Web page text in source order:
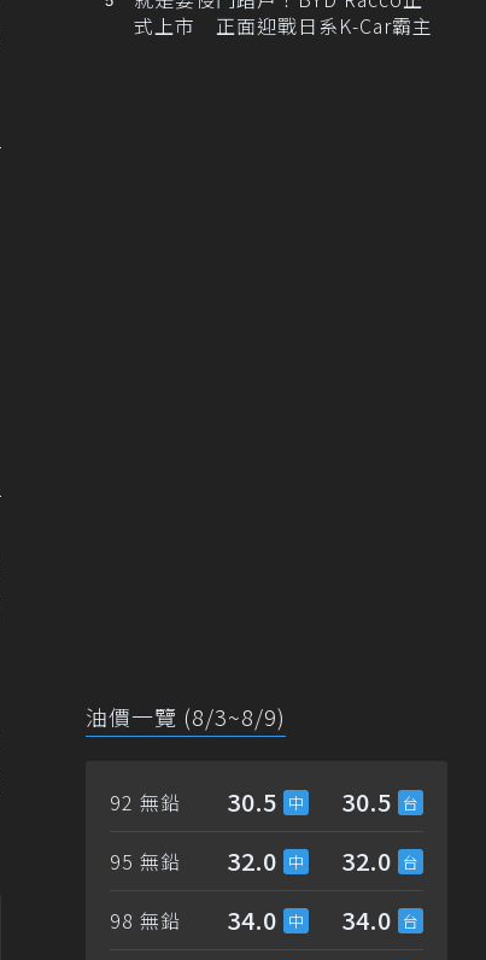
式上市 正面迎戰日系K-Car霸主
油價一覽 (8/3~8/9)
92 無鉛 30.5 30.5
95 無鉛 32.0 32.0
98 無鉛 34.0 34.0